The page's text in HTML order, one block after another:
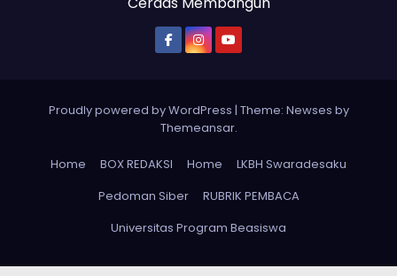
Proudly powered by WordPress | Theme: Newses by
Themeansar.
Home BOX REDAKSI Home
LKBH Swaradesaku
Pedoman Siber
RUBRIK PEMBACA
Universitas Program Beasiswa